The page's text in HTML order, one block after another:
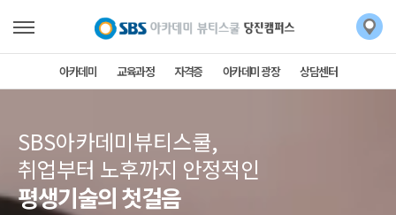
아카데미 교육과정 자격증 아카데미 광장 상담센터
SBS아카데미뷰티스쿨,
취업부터 노후까지 안정적인
평생기술의 첫걸음